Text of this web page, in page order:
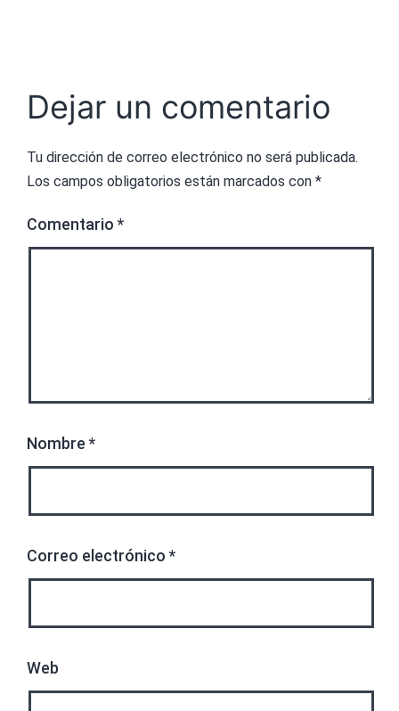
Dejar un comentario
Tu dirección de correo electrónico no será publicada.
Los campos obligatorios están marcados con *
Comentario *
Nombre *
Correo electrónico *
Web